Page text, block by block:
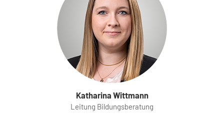
Katharina Wittmann
Leitung Bildungsberatung